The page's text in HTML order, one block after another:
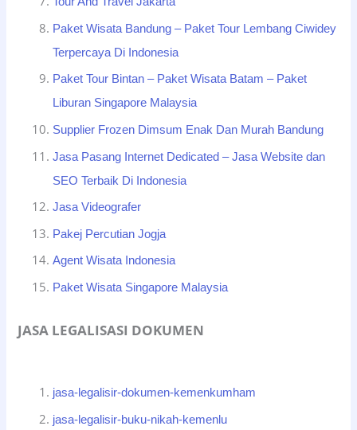
Paket Wisata Bandung – Paket Tour Lembang Ciwidey
Terpercaya Di Indonesia
Paket Tour Bintan – Paket Wisata Batam – Paket
Liburan Singapore Malaysia
Supplier Frozen Dimsum Enak Dan Murah Bandung
Jasa Pasang Internet Dedicated – Jasa Website dan
SEO Terbaik Di Indonesia
Jasa Videografer
Pakej Percutian Jogja
Agent Wisata Indonesia
Paket Wisata Singapore Malaysia
JASA LEGALISASI DOKUMEN
jasa-legalisir-dokumen-kemenkumham
jasa-legalisir-buku-nikah-kemenlu